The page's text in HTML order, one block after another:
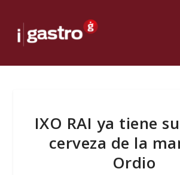
IXO RAI ya tiene
cerveza de la
Ordio